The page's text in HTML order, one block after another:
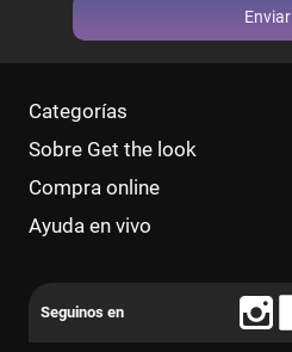
Enviar
Categorías
Sobre Get the look
Compra online
Ayuda en vivo